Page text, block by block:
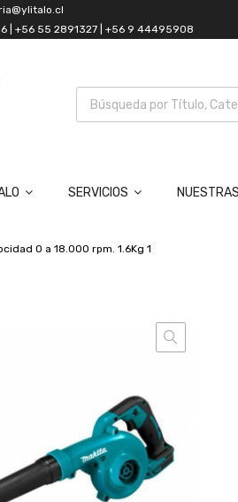
| +56 55 2891327 | +56 9 44495908
SERVICIOS
0 a 18.000 rpm. 1.6Kg 1